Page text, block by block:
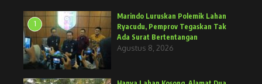
1
Marindo Luruskan Polemik Lahan
Ryacudu, Pemprov Tegaskan Tak
Ada Surat Bertentangan
Agustus 8, 2026